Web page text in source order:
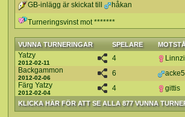
GB-inlägg är skickat till
håkan
Turneringsvinst mot *******
VUNNA TURNERINGAR SPELARE
KLICKA HÄR FÖR ATT SE ALLA 877 VUNNA
Yatzy
2012-02-11
4
Backgammon
2012-02-06
6
Färg Yatzy
2012-02-04
4 gittis